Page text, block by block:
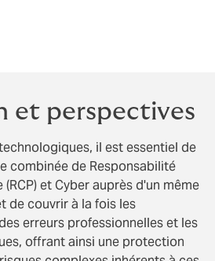
et perspectives
il est essentiel de
combinée de Responsabilité
et Cyber auprès d'un même
de couvrir à la fois les
erreurs professionnelles et les
offrant ainsi une protection